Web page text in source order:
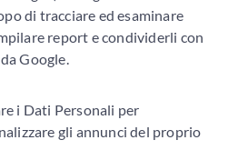
di tracciare ed esaminare
report e condividerli con
Google.
i Dati Personali per
gli annunci del proprio